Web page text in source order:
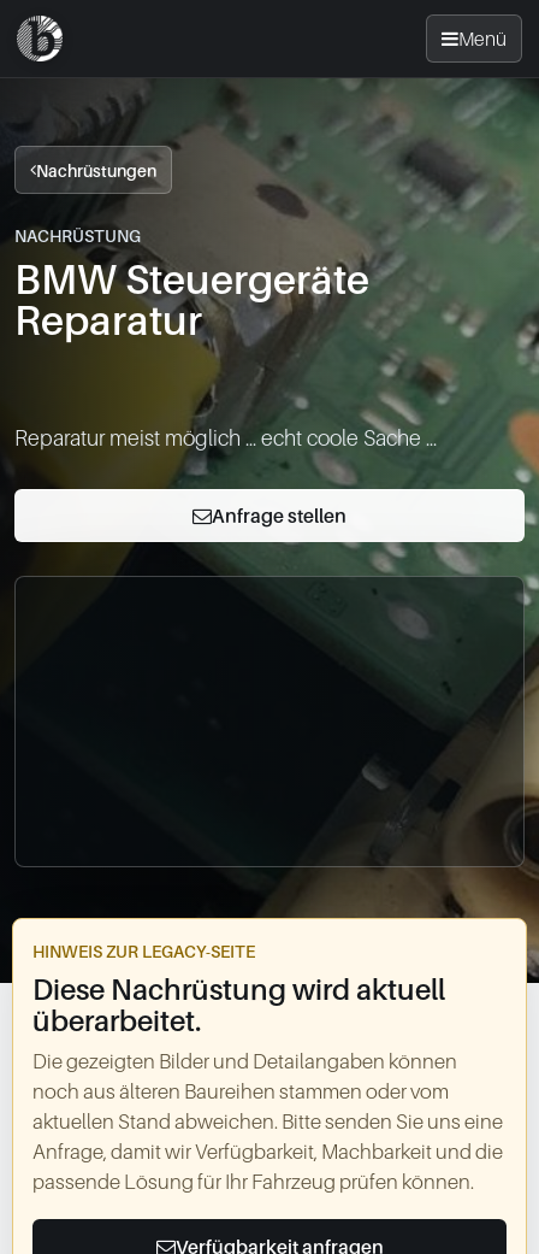
Menü
Startseite
Nachrüsten
News
FAQ
Kontakt
0049-861-900290
info@bimmer-manufaktur.de
Nachrüstungen
NACHRÜSTUNG
BMW Steuergeräte
Reparatur
Reparatur meist möglich ... echt coole Sache ...
Anfrage stellen
HINWEIS ZUR LEGACY-SEITE
Diese Nachrüstung wird aktuell
überarbeitet.
Die gezeigten Bilder und Detailangaben können
noch aus älteren Baureihen stammen oder vom
aktuellen Stand abweichen. Bitte senden Sie uns eine
Anfrage, damit wir Verfügbarkeit, Machbarkeit und die
passende Lösung für Ihr Fahrzeug prüfen können.
Verfügbarkeit anfragen